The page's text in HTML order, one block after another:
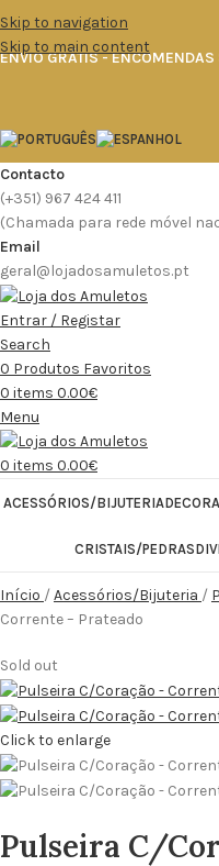
Skip to navigation
Skip to main content
ENVIO GRÁTIS -
Contacto
(+351) 967 424 411
(Chamada para rede móvel
Email
geral@lojadosamuletos.pt
Entrar / Registar
Search
0 Produtos Favoritos
0 items 0.00€
Menu
0 items 0.00€
ACESSÓRIOS/BIJUTERIA
CRISTAIS/PEDRAS
Início Acessórios/Bijuteria
Corrente – Prateado
Sold out
Click to enlarge
Pulseira C/